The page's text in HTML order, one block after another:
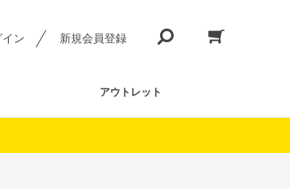
イン 新規会員登録
アウトレット